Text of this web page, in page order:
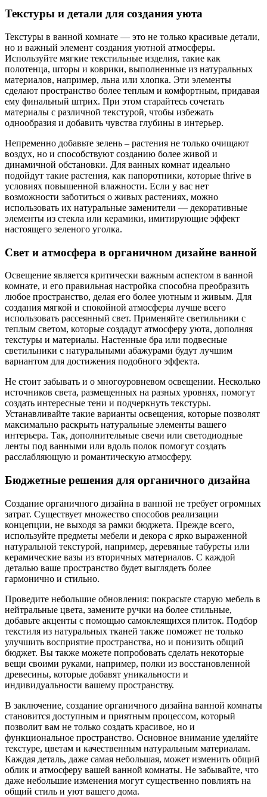
Текстуры и детали для создания уюта
Текстуры в ванной комнате — это не только красивые детали,
но и важный элемент создания уютной атмосферы.
Используйте мягкие текстильные изделия, такие как
полотенца, шторы и коврики, выполненные из натуральных
материалов, например, льна или хлопка. Эти элементы
сделают пространство более теплым и комфортным, придавая
ему финальный штрих. При этом старайтесь сочетать
материалы с различной текстурой, чтобы избежать
однообразия и добавить чувства глубины в интерьер.
Непременно добавьте зелень – растения не только очищают
воздух, но и способствуют созданию более живой и
динамичной обстановки. Для ванных комнат идеально
подойдут такие растения, как папоротники, которые thrive в
условиях повышенной влажности. Если у вас нет
возможности заботиться о живых растениях, можно
использовать их натуральные заменители — декоративные
элементы из стекла или керамики, имитирующие эффект
настоящего зеленого уголка.
Свет и атмосфера в органичном дизайне ванной
Освещение является критически важным аспектом в ванной
комнате, и его правильная настройка способна преобразить
любое пространство, делая его более уютным и живым. Для
создания мягкой и спокойной атмосферы лучше всего
использовать рассеянный свет. Применяйте светильники с
теплым светом, которые создадут атмосферу уюта, дополняя
текстуры и материалы. Настенные бра или подвесные
светильники с натуральными абажурами будут лучшим
вариантом для достижения подобного эффекта.
Не стоит забывать и о многоуровневом освещении. Несколько
источников света, размещенных на разных уровнях, помогут
создать интересные тени и подчеркнуть текстуры.
Устанавливайте такие варианты освещения, которые позволят
максимально раскрыть натуральные элементы вашего
интерьера. Так, дополнительные свечи или светодиодные
ленты под ванными или вдоль полок помогут создать
расслабляющую и романтическую атмосферу.
Бюджетные решения для органичного дизайна
Создание органичного дизайна в ванной не требует огромных
затрат. Существует множество способов реализации
концепции, не выходя за рамки бюджета. Прежде всего,
используйте предметы мебели и декора с ярко выраженной
натуральной текстурой, например, деревяные табуреты или
керамические вазы из вторичных материалов. С каждой
деталью ваше пространство будет выглядеть более
гармонично и стильно.
Проведите небольшие обновления: покрасьте старую мебель в
нейтральные цвета, замените ручки на более стильные,
добавьте акценты с помощью самоклеящихся плиток. Подбор
текстиля из натуральных тканей также поможет не только
улучшить восприятие пространства, но и понизить общий
бюджет. Вы также можете попробовать сделать некоторые
вещи своими руками, например, полки из восстановленной
древесины, которые добавят уникальности и
индивидуальности вашему пространству.
В заключение, создание органичного дизайна ванной комнаты
становится доступным и приятным процессом, который
позволит вам не только создать красивое, но и
функциональное пространство. Основное внимание уделяйте
текстуре, цветам и качественным натуральным материалам.
Каждая деталь, даже самая небольшая, может изменить общий
облик и атмосферу вашей ванной комнаты. Не забывайте, что
даже небольшие изменения могут существенно повлиять на
общий стиль и уют вашего дома.